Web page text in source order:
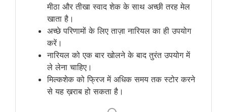
मीठा और तीखा स्वाद शेक के साथ अच्छी तरह मेल
खाता है।
अच्छे परिणामों के लिए ताज़ा नारियल का ही उपयोग
करें।
नारियल को एक बार खोलने के बाद तुरंत उपयोग में
ले लेना चाहिए।
मिल्कशेक को फ्रिज में अधिक समय तक स्टोर करने
से यह ख़राब हो सकता है।